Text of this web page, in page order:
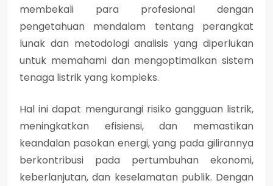
membekali para profesional dengan
pengetahuan mendalam tentang perangkat
lunak dan metodologi analisis yang diperlukan
untuk memahami dan mengoptimalkan sistem
tenaga listrik yang kompleks.
Hal ini dapat mengurangi risiko gangguan listrik,
meningkatkan efisiensi, dan memastikan
keandalan pasokan energi, yang pada gilirannya
berkontribusi pada pertumbuhan ekonomi,
keberlanjutan, dan keselamatan publik. Dengan